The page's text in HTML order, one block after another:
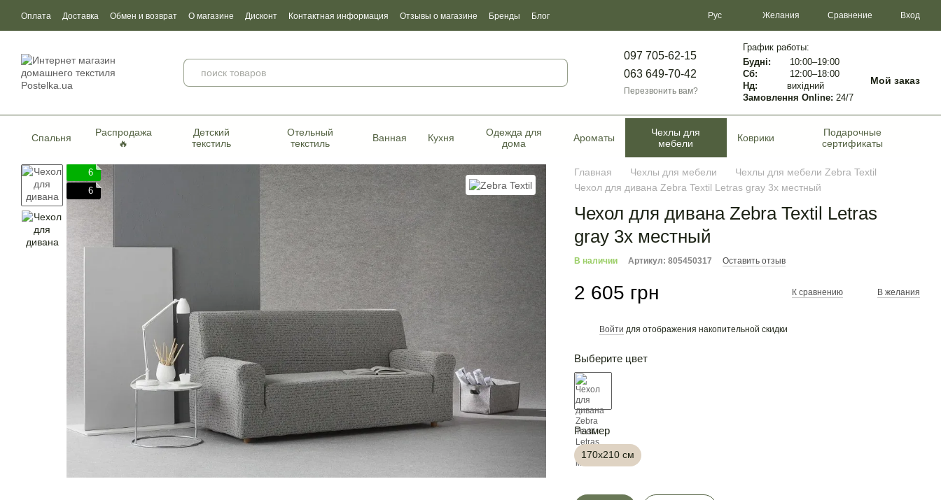
Оплата Доставка Обмен и возврат О магазине Дисконт Контактная информация Отзывы о магазине Бренды
Блог
Пользовательское соглашение
Договор публичной оферты Сертификаты качества
Рус Желания Сравнение Вход
097 705-62-15
063 649-70-42
Перезвонить вам?
График работы:
Будні:
10:00–19:00
Сб:
12:00–18:00
Нд:
вихідний
Замовлення Online: 24/7
Мой заказ
Спальня
Распродажа
🔥
Детский
текстиль
Отельный
текстиль
Ванная Кухня
Одежда для
дома
Ароматы
Чехлы для
мебели
Коврики
Подарочные
сертификаты
6
6
Главная Чехлы для мебели
Чехлы для мебели Zebra Textil
Чехол для дивана Zebra Textil Letras gray 3х местный
Чехол для дивана Zebra Textil Letras
gray 3х местный
В наличии Артикул: 805450317 Оставить отзыв
2 605 грн К сравнению В желания
Войти для отображения накопительной скидки
Выберите цвет
Размер
170х210 см